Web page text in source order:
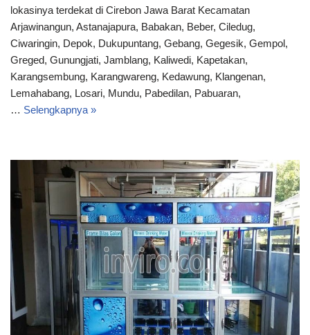
lokasinya terdekat di Cirebon Jawa Barat Kecamatan
Arjawinangun, Astanajapura, Babakan, Beber, Ciledug,
Ciwaringin, Depok, Dukupuntang, Gebang, Gegesik, Gempol,
Greged, Gunungjati, Jamblang, Kaliwedi, Kapetakan,
Karangsembung, Karangwareng, Kedawung, Klangenan,
Lemahabang, Losari, Mundu, Pabedilan, Pabuaran,
… Selengkapnya »